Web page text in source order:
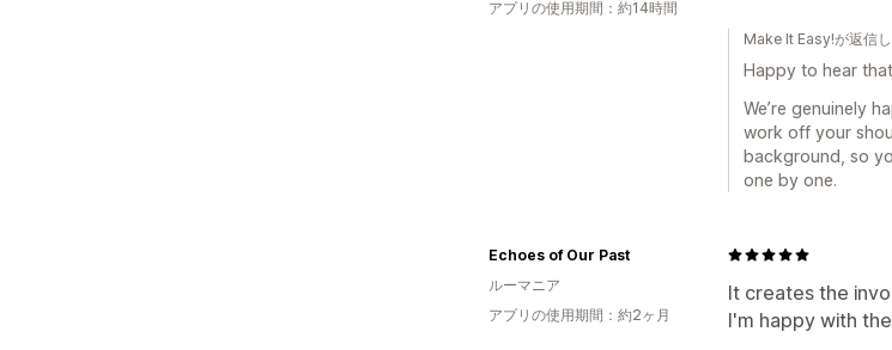
アプリの使用期間：約14時間
Make It Easy!が返信
Happy to hear
We’re genuinely
work off your
background, so
one by one.
It creates the
I'm happy with
Echoes of Our Past
ルーマニア
アプリの使用期間：約2ヶ月